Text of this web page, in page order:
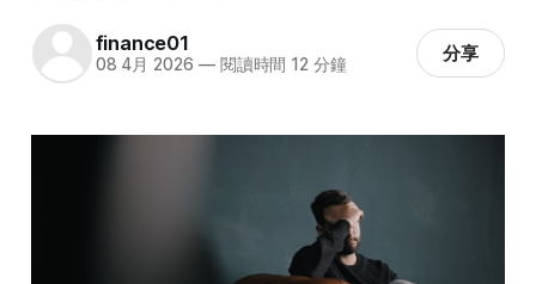
finance01
08 4月 2026 —閱讀時間 12 分鐘 分享